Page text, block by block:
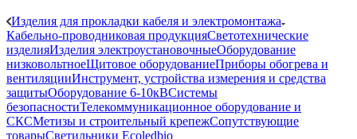
Изделия для прокладки кабеля и электромонтажа
Кабельно-проводниковая продукцияСветотехнические
изделияИзделия электроустановочныеОборудование
низковольтноеЩитовое оборудованиеПриборы обогрева и
вентиляцииИнструмент, устройства измерения и средства
защитыОборудование 6-10кВСистемы
безопасностиТелекоммуникационное оборудование и
СКСМетизы и строительный крепежСопутствующие
товарыСветильники Ecoledbio